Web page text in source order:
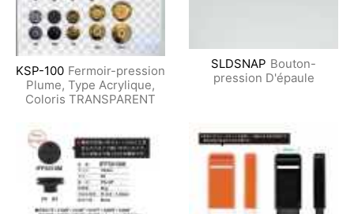
KSP-100 Fermoir-pression
Plume, Type Acrylique,
Coloris TRANSPARENT
SLDSNAP Bouton-
pression D'épaule